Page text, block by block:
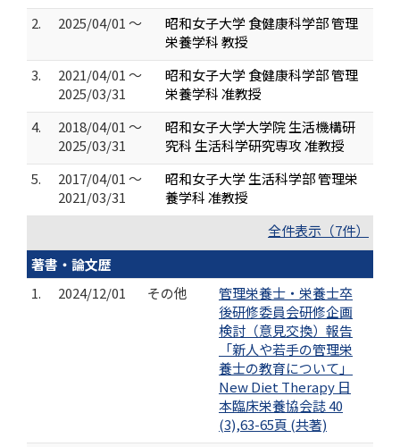
2.
2025/04/01 ～
昭和女子大学 食健康科学部 管理
栄養学科 教授
3.
2021/04/01 ～
2025/03/31
昭和女子大学 食健康科学部 管理
栄養学科 准教授
4.
2018/04/01 ～
2025/03/31
昭和女子大学大学院 生活機構研
究科 生活科学研究専攻 准教授
5.
2017/04/01 ～
2021/03/31
昭和女子大学 生活科学部 管理栄
養学科 准教授
全件表示（7件）
著書・論文歴
1.
2024/12/01 その他
管理栄養士・栄養士卒
後研修委員会研修企画
検討（意見交換）報告
「新人や若手の管理栄
養士の教育について」
New Diet Therapy 日
本臨床栄養協会誌 40
(3),63-65頁 (共著)